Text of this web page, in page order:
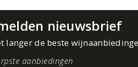
nieuwsbrief
langer de beste
aanbiedingen